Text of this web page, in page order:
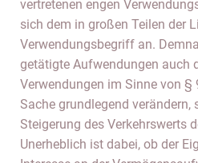
vertretenen engen
sich dem in großen Teilen der
Verwendungsbegriff an.
getätigte Aufwendungen auch
Verwendungen im Sinne von §
Sache grundlegend
Steigerung des Verkehrswerts
Unerheblich ist dabei, ob der